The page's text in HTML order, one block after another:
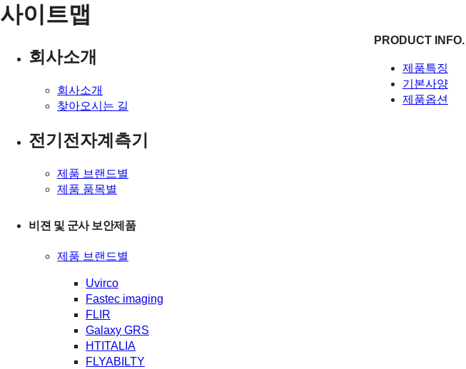
PRODUCT INFO.
제품특징
기본사양
제품옵션
사이트맵
회사소개
회사소개
찾아오시는 길
전기전자계측기
제품 브랜드별
제품 품목별
비젼 및 군사 보안제품
제품 브랜드별
Uvirco
Fastec imaging
FLIR
Galaxy GRS
HTITALIA
FLYABILTY